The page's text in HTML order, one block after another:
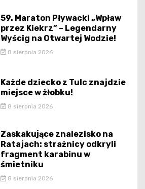
59. Maraton Pływacki „Wpław
przez Kiekrz” – Legendarny
Wyścig na Otwartej Wodzie!
8 sierpnia 2026
Każde dziecko z Tulc znajdzie
miejsce w żłobku!
8 sierpnia 2026
Zaskakujące znalezisko na
Ratajach: strażnicy odkryli
fragment karabinu w
śmietniku
8 sierpnia 2026